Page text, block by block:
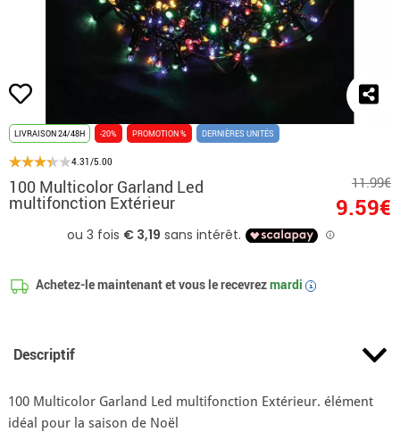
LIVRAISON 24/48H -20% PROMOTION % DERNIÈRES UNITÉS
4.31/5.00
100 Multicolor Garland Led
multifonction Extérieur
11.99€
9.59€
Achetez-le maintenant et vous le recevrezmardi i
Descriptif
100 Multicolor Garland Led multifonction Extérieur. élément
idéal pour la saison de Noël